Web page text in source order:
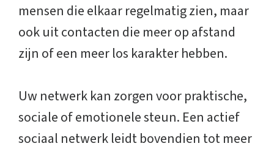
mensen die elkaar regelmatig zien, maar
ook uit contacten die meer op afstand
zijn of een meer los karakter hebben.
Uw netwerk kan zorgen voor praktische,
sociale of emotionele steun. Een actief
sociaal netwerk leidt bovendien tot meer